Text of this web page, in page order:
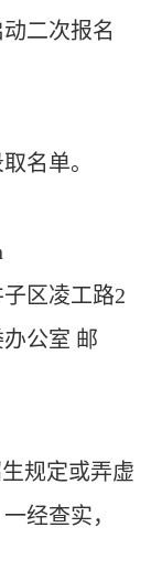
二次报名
名单。
区凌工路2
公室 邮
规定或弄虚
经查实，